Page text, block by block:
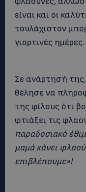
είναι και οι
τουλάχιστον
γιορτινές ημέρες.
Σε ανάρτησή
θέλησε να
της φίλους ότι
φτιάξει τις
παραδοσιακό
μαμά κάνει
επιβλέπουμε»!